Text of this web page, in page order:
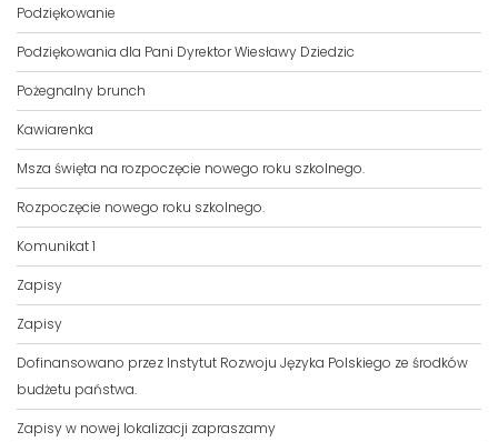
Podziękowanie
Podziękowania dla Pani Dyrektor Wiesławy Dziedzic
Pożegnalny brunch
Kawiarenka
Msza święta na rozpoczęcie nowego roku szkolnego.
Rozpoczęcie nowego roku szkolnego.
Komunikat 1
Zapisy
Zapisy
Dofinansowano przez Instytut Rozwoju Języka Polskiego ze środków
budżetu państwa.
Zapisy w nowej lokalizacji zapraszamy